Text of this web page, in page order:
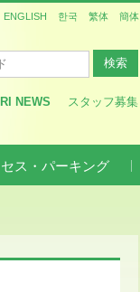
NEWS
スタッフ募集
ENGLISH 한국 繁体 簡体
ス・パーキング